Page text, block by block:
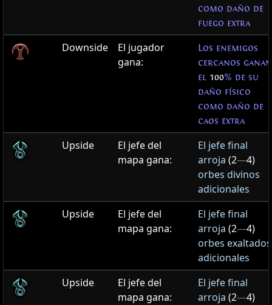
como daño de
fuego extra
Downside
El jugador
gana:
Los enemigos
cercanos ganan
el 100% de su
daño físico
como daño de
caos extra
Upside
El jefe del
mapa gana:
El jefe final
arroja (2—4)
orbes divinos
adicionales
Upside
El jefe del
mapa gana:
El jefe final
arroja (2—4)
orbes exaltados
adicionales
Upside
El jefe del
mapa gana:
El jefe final
arroja (2—4)